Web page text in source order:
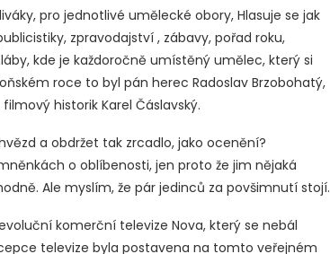
pro jednotlivé umělecké obory, Hlasuje se jak
zpravodajství , zábavy, pořad roku,
kde je každoročně umístěný umělec, který si
roce to byl pán herec Radoslav Brzobohatý,
historik Karel Čáslavský.
a obdržet tak zrcadlo, jako ocenění?
o oblíbenosti, jen proto že jim nějaká
Ale myslím, že pár jedinců za povšimnutí stojí.
komerční televize Nova, který se nebál
televize byla postavena na tomto veřejném